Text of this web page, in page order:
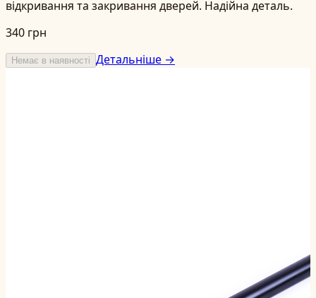
відкривання та закривання дверей. Надійна деталь.
340 грн
Немає в наявності Детальніше →